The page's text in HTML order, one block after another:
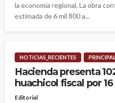
la economía regional. La obra
estimada de 6 mil 800 a...
NOTICIAS_RECIENTES
Hacienda presenta
huachicol fiscal por
Editorial